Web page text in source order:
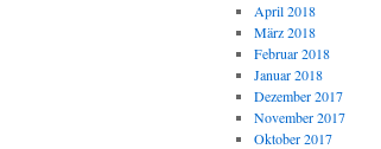
April 2018
März 2018
Februar 2018
Januar 2018
Dezember 2017
November 2017
Oktober 2017